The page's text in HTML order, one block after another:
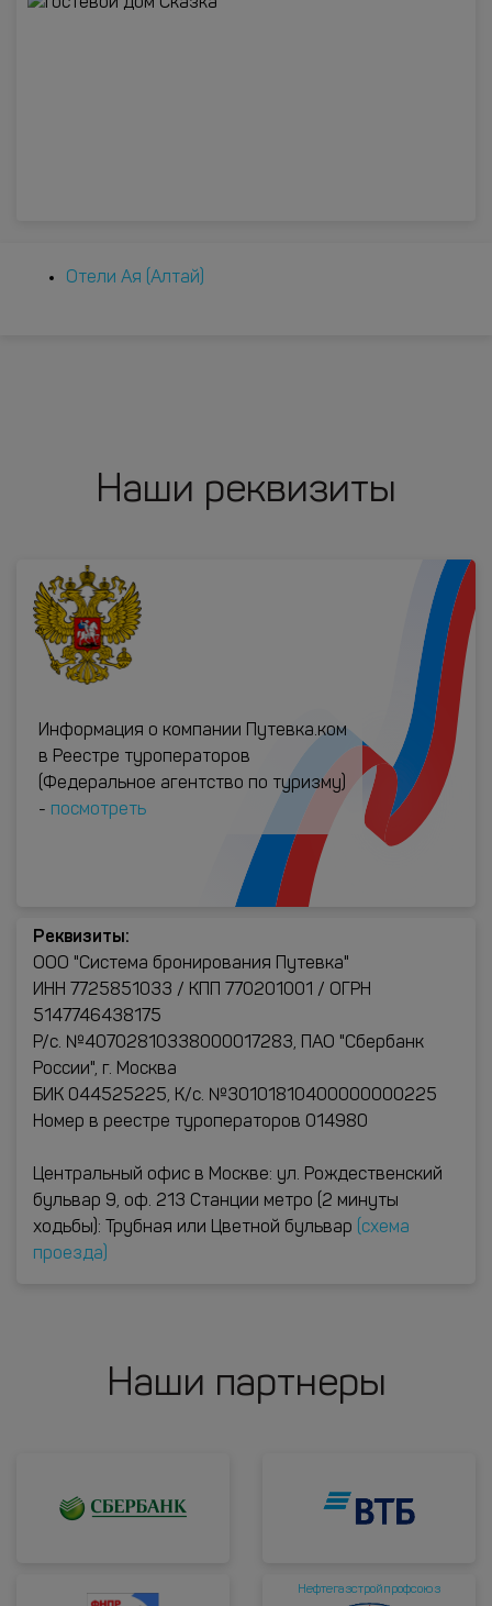
Отели Ая (Алтай)
Наши реквизиты
Информация о компании Путевка.ком
в Реестре туроператоров
(Федеральное агентство по туризму)
- посмотреть
Реквизиты:
ООО "Система бронирования Путевка"
ИНН 7725851033 / КПП 770201001 / ОГРН
5147746438175
Р/с. №40702810338000017283, ПАО "Сбербанк
России", г. Москва
БИК 044525225, К/с. №30101810400000000225
Номер в реестре туроператоров 014980
Центральный офис в Москве: ул. Рождественский
бульвар 9, оф. 213 Станции метро (2 минуты
ходьбы): Трубная или Цветной бульвар
(схема
проезда)
Наши партнеры
Нефтегазстройпрофсоюз